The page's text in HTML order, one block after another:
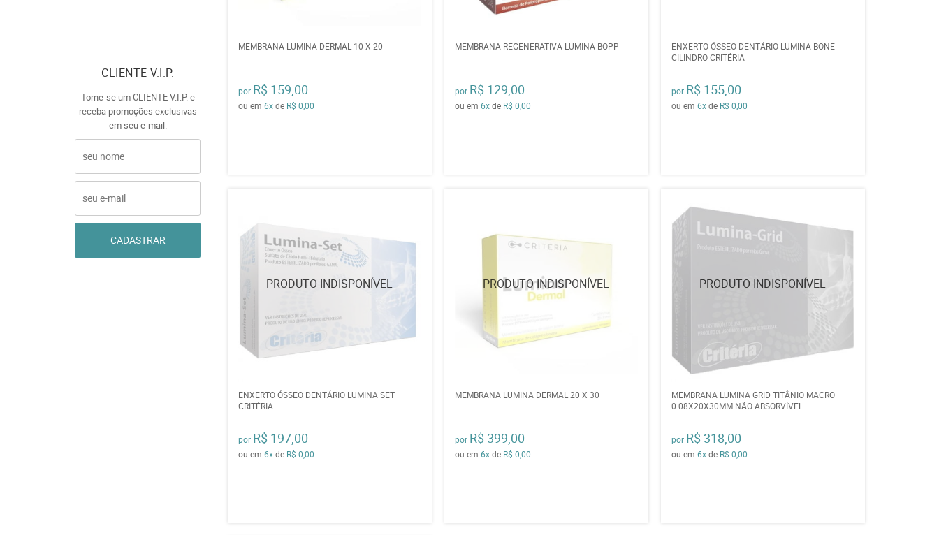
CLIENTE V.I.P.
Torne-se um CLIENTE V.I.P. e
receba promoções exclusivas
em seu e-mail.
CADASTRAR
MEMBRANA LUMINA DERMAL 10 X 20
por R$ 159,00
ou em6xde R$ 0,00
MEMBRANA REGENERATIVA LUMINA BOPP
por R$ 129,00
ou em6xde R$ 0,00
ENXERTO ÓSSEO DENTÁRIO LUMINA BONE
CILINDRO CRITÉRIA
por R$ 155,00
ou em6xde R$ 0,00
ENXERTO ÓSSEO DENTÁRIO LUMINA SET
CRITÉRIA
por R$ 197,00
ou em6xde R$ 0,00
MEMBRANA LUMINA DERMAL 20 X 30
por R$ 399,00
ou em6xde R$ 0,00
MEMBRANA LUMINA GRID TITÂNIO MACRO
0.08X20X30MM NÃO ABSORVÍVEL
por R$ 318,00
ou em6xde R$ 0,00